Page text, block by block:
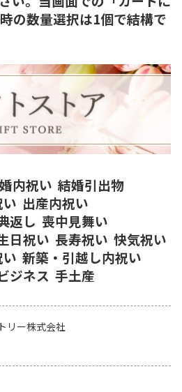
の数量選択は1個で結構で
内祝い 結婚引出物
出産内祝い
返し 喪中見舞い
日祝い 長寿祝い 快気祝い
新築・引越し内祝い
ジネス 手土産
リー株式会社